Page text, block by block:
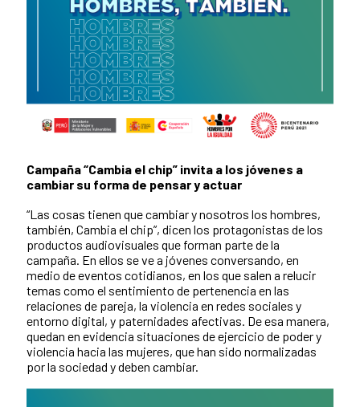
Campaña “Cambia el chip” invita a los jóvenes a
cambiar su forma de pensar y actuar
“Las cosas tienen que cambiar y nosotros los hombres,
también, Cambia el chip”, dicen los protagonistas de los
productos audiovisuales que forman parte de la
campaña. En ellos se ve a jóvenes conversando, en
medio de eventos cotidianos, en los que salen a relucir
temas como el sentimiento de pertenencia en las
relaciones de pareja, la violencia en redes sociales y
entorno digital, y paternidades afectivas. De esa manera,
quedan en evidencia situaciones de ejercicio de poder y
violencia hacia las mujeres, que han sido normalizadas
por la sociedad y deben cambiar.